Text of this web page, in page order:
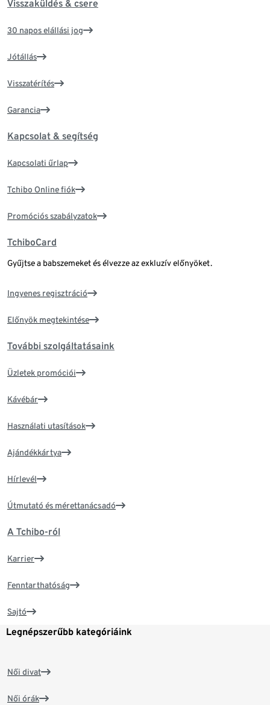
Visszaküldés & csere
30 napos elállási jog
Jótállás
Visszatérítés
Garancia
Kapcsolat & segítség
Kapcsolati űrlap
Tchibo Online fiók
Promóciós szabályzatok
TchiboCard
Gyűjtse a babszemeket és élvezze az exkluzív előnyöket.
Ingyenes regisztráció
Előnyök megtekintése
További szolgáltatásaink
Üzletek promóciói
Kávébár
Használati utasítások
Ajándékkártya
Hírlevél
Útmutató és mérettanácsadó
A Tchibo-ról
Karrier
Fenntarthatóság
Sajtó
Legnépszerűbb kategóriáink
Női divat
Női órák